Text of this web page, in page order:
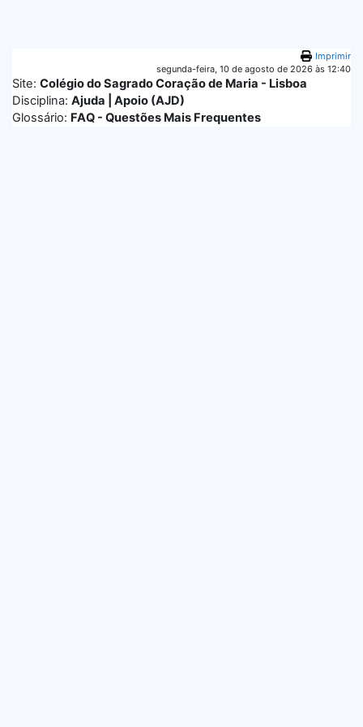
Imprimir
segunda-feira, 10 de agosto de 2026 às 12:40
Site: Colégio do Sagrado Coração de Maria - Lisboa
Disciplina: Ajuda | Apoio (AJD)
Glossário: FAQ - Questões Mais Frequentes